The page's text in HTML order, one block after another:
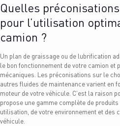
Quelles
pour l’utilisation
camion ?
Un plan de graissage ou de lubrification
le bon fonctionnement de votre camion et
mécaniques. Les préconisations sur le
autres fluides de maintenance varient en
moteur de votre véhicule. C’est la raison
propose une gamme complète de
utilisation, de votre environnement et des
véhicule.